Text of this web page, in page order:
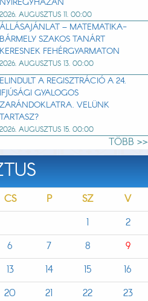
2026. AUGUSZTUS 11. 00:00
ÁLLÁSAJÁNLAT – MATEMATIKA-
BÁRMELY SZAKOS TANÁRT
KERESNEK FEHÉRGYARMATON
2026. AUGUSZTUS 13. 00:00
ELINDULT A REGISZTRÁCIÓ A 24.
IFJÚSÁGI GYALOGOS
ZARÁNDOKLATRA. VELÜNK
TARTASZ?
2026. AUGUSZTUS 15. 00:00
TÖBB >>
CS P SZ
V
1
2
6 7 8
9
13 14 15
16
20 21 22
23